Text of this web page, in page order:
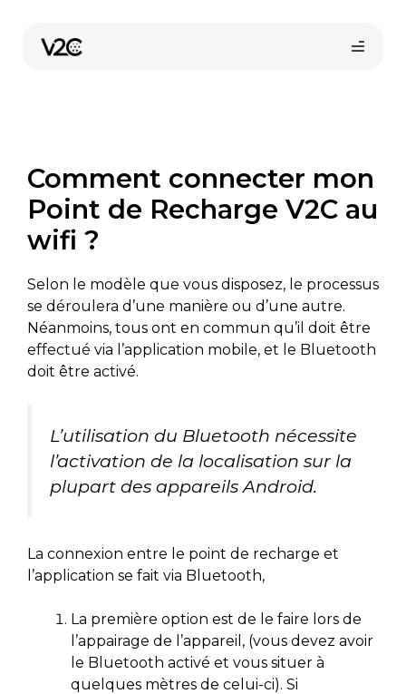
contenu
Comment connecter mon
Point de Recharge V2C au
wifi ?
Selon le modèle que vous disposez, le processus
se déroulera d’une manière ou d’une autre.
Néanmoins, tous ont en commun qu’il doit être
effectué via l’application mobile, et le Bluetooth
doit être activé.
L’utilisation du Bluetooth nécessite
l’activation de la localisation sur la
plupart des appareils Android.
La connexion entre le point de recharge et
l’application se fait via Bluetooth,
La première option est de le faire lors de
l’appairage de l’appareil, (vous devez avoir
le Bluetooth activé et vous situer à
quelques mètres de celui-ci). Si